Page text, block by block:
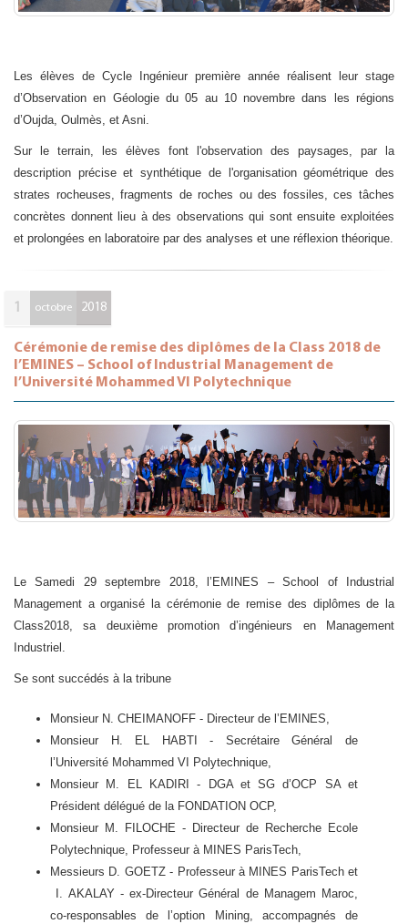
Les élèves de Cycle Ingénieur première année réalisent leur stage
d’Observation en Géologie du 05 au 10 novembre dans les régions
d’Oujda, Oulmès, et Asni.
Sur le terrain, les élèves font l'observation des paysages, par la
description précise et synthétique de l'organisation géométrique des
strates rocheuses, fragments de roches ou des fossiles, ces tâches
concrètes donnent lieu à des observations qui sont ensuite exploitées
et prolongées en laboratoire par des analyses et une réflexion théorique.
1 octobre 2018
Cérémonie de remise des diplômes de la Class 2018 de
l’EMINES – School of Industrial Management de
l’Université Mohammed VI Polytechnique
Le Samedi 29 septembre 2018, l’EMINES – School of Industrial
Management a organisé la cérémonie de remise des diplômes de la
Class2018, sa deuxième promotion d’ingénieurs en Management
Industriel.
Se sont succédés à la tribune
Monsieur N. CHEIMANOFF - Directeur de l’EMINES,
Monsieur H. EL HABTI - Secrétaire Général de
l’Université Mohammed VI Polytechnique,
Monsieur M. EL KADIRI - DGA et SG d’OCP SA et
Président délégué de la FONDATION OCP,
Monsieur M. FILOCHE - Directeur de Recherche Ecole
Polytechnique​, Professeur à MINES ParisTech,
Messieurs D. GOETZ - Professeur à MINES ParisTech et
I. AKALAY -​ ex-Directeur Général de Managem Maroc,
co-responsables de l’option Mining, accompagnés de